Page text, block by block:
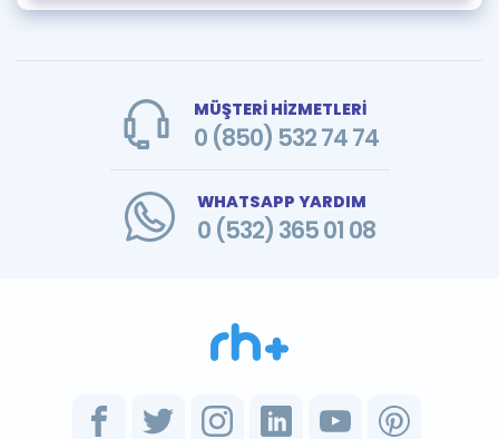
MÜŞTERİ HİZMETLERİ
0 (850) 532 74 74
WHATSAPP YARDIM
0 (532) 365 01 08